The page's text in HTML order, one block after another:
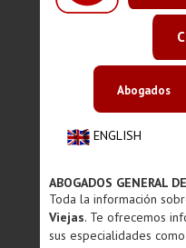
ENGLISH
Abogados
ABOGADOS GENERAL
Toda la información
Viejas. Te ofrecemos
sus especialidades